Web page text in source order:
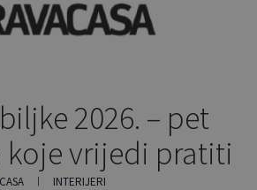
2026. – pet
koje vrijedi pratiti
INTERIJERI